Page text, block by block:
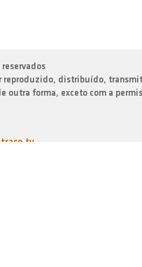
reproduzido, distribuído,
outra forma, exceto com a